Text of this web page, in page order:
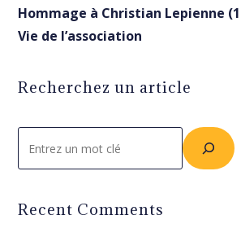
Hommage à Christian Lepienne
Vie de l’association
Recherchez un article
Recent Comments